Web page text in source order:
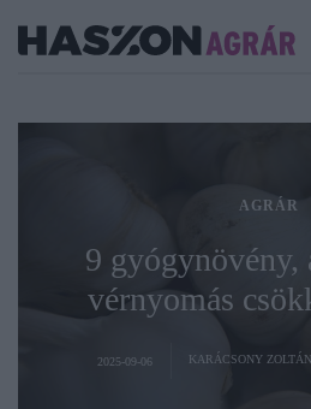
AGRÁR
9 gyógynövény,
vérnyomás
2025-09-06 KARÁCSONY ZOLTÁN